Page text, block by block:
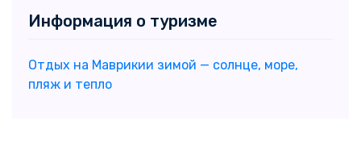
Информация о туризме
Отдых на Маврикии зимой — солнце, море,
пляж и тепло